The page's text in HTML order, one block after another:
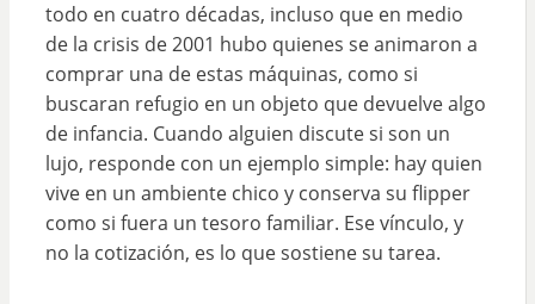
todo en cuatro décadas, incluso que en medio
de la crisis de 2001 hubo quienes se animaron a
comprar una de estas máquinas, como si
buscaran refugio en un objeto que devuelve algo
de infancia. Cuando alguien discute si son un
lujo, responde con un ejemplo simple: hay quien
vive en un ambiente chico y conserva su flipper
como si fuera un tesoro familiar. Ese vínculo, y
no la cotización, es lo que sostiene su tarea.